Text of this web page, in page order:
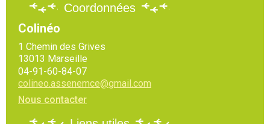
Coordonnées
Colinéo
1 Chemin des Grives
13013 Marseille
04-91-60-84-07
colineo.assenemce@gmail.com
Nous contacter